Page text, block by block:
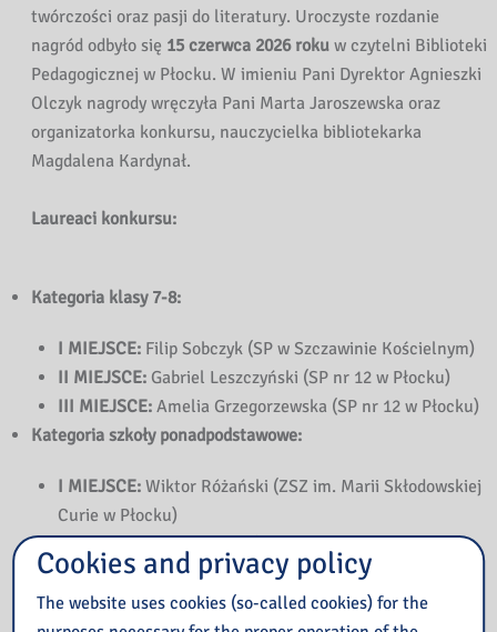
twórczości oraz pasji do literatury. Uroczyste rozdanie
nagród odbyło się 15 czerwca 2026 roku w czytelni Biblioteki
Pedagogicznej w Płocku. W imieniu Pani Dyrektor Agnieszki
Olczyk nagrody wręczyła Pani Marta Jaroszewska oraz
organizatorka konkursu, nauczycielka bibliotekarka
Magdalena Kardynał.
Laureaci konkursu:
Kategoria klasy 7-8:
I MIEJSCE: Filip Sobczyk (SP w Szczawinie Kościelnym)
II MIEJSCE: Gabriel Leszczyński (SP nr 12 w Płocku)
III MIEJSCE: Amelia Grzegorzewska (SP nr 12 w Płocku)
Kategoria szkoły ponadpodstawowe:
I MIEJSCE: Wiktor Różański (ZSZ im. Marii Skłodowskiej
Curie w Płocku)
II MIEJSCE:Jakub Niklas (ZSZ im. Marii Skłodowskiej
Curie w Płocku)
III MIEJSCE:Franciszek Jabłoński (ZSZ im. Marii
Cookies and privacy policy
The website uses cookies (so-called cookies) for the